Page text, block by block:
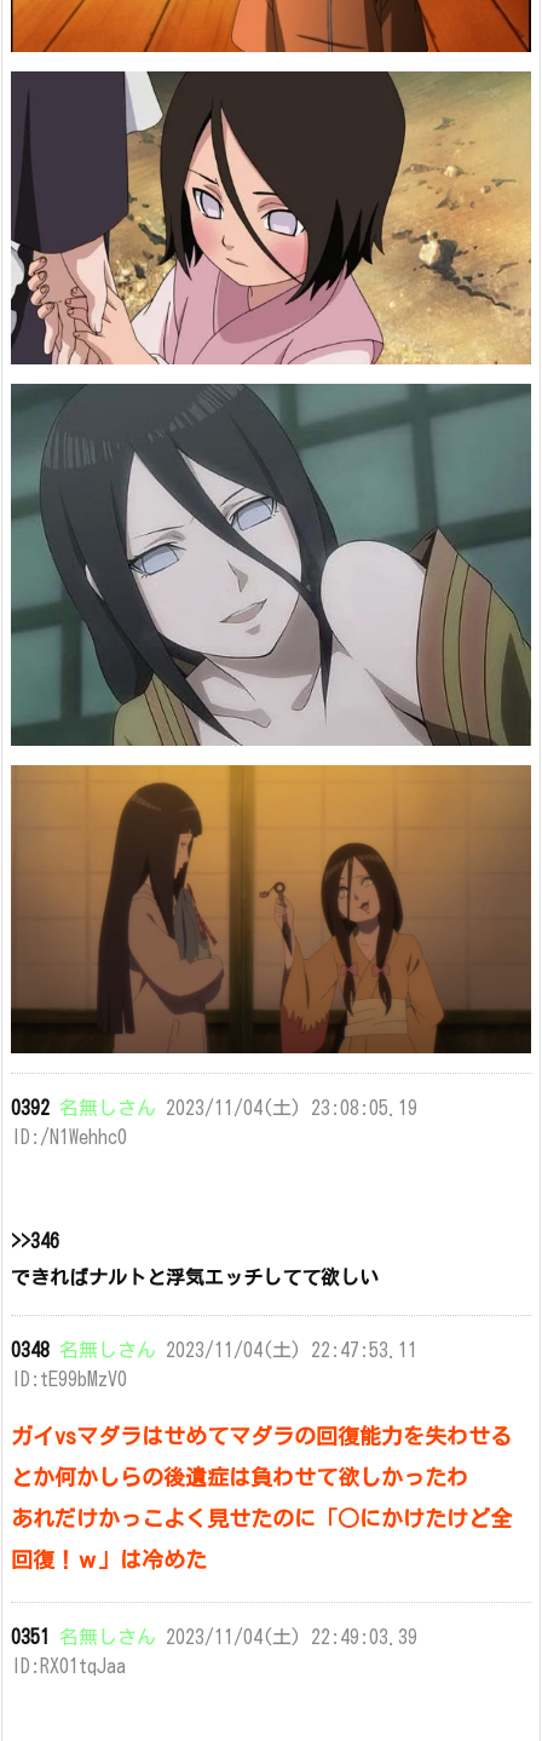
0392 名無しさん 2023/11/04(土) 23:08:05.19
ID:/N1Wehhc0
>>346
できればナルトと浮気エッチしてて欲しい
0348 名無しさん 2023/11/04(土) 22:47:53.11
ID:tE99bMzV0
ガイvsマダラはせめてマダラの回復能力を失わせる
とか何かしらの後遺症は負わせて欲しかったわ
あれだけかっこよく見せたのに「○にかけたけど全
回復！ｗ」は冷めた
0351 名無しさん 2023/11/04(土) 22:49:03.39
ID:RX01tqJaa